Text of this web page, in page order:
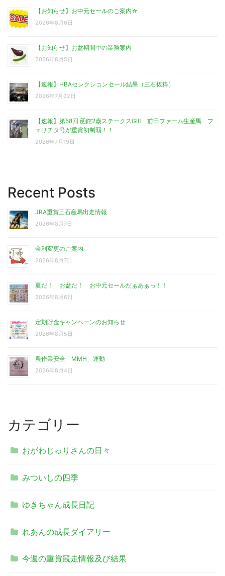
【お知らせ】お中元セールのご案内☆
2026年8月6日
【お知らせ】お盆期間中の業務案内
2026年8月5日
【速報】HBAセレクションセール結果（三石抜粋）
2026年7月22日
【速報】第58回 函館2歳ステークスGⅢ 前田ファーム生産馬 フ
ェリチタ号が重賞初制覇！！
2026年7月19日
Recent Posts
JRA重賞三石産馬出走情報
2026年8月7日
金利変更のご案内
2026年8月7日
夏だ！ お盆だ！ お中元セールだぁあぁっ！！
2026年8月6日
定期貯金キャンペーンのお知らせ
2026年8月5日
農作業安全「MMH」運動
2026年8月4日
カテゴリー
おがわじゅりさんの日々
みついしの四季
ゆきちゃん成長日記
れあんの成長ダイアリー
今週の重賞競走情報及び結果